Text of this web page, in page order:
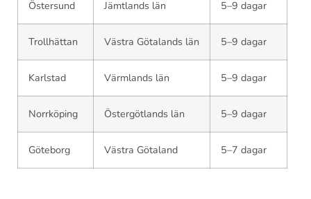
Östersund Jämtlands län 5–9 dagar
Trollhättan Västra Götalands län 5–9 dagar
Karlstad Värmlands län 5–9 dagar
Norrköping Östergötlands län 5–9 dagar
Göteborg Västra Götaland 5–7 dagar